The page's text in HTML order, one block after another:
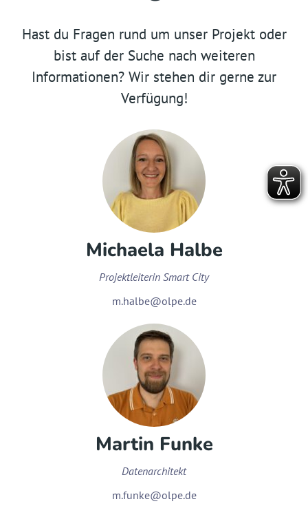
Hast du Fragen rund um unser Projekt oder
bist auf der Suche nach weiteren
Informationen? Wir stehen dir gerne zur
Verfügung!
Michaela Halbe
Projektleiterin Smart City
m.halbe@olpe.de
Martin Funke
Datenarchitekt
m.funke@olpe.de